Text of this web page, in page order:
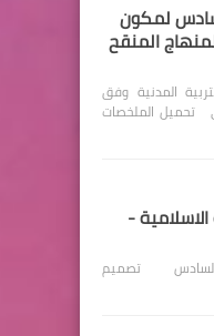
لمكون
المنقح
المدنية وفق
تحميل الملخصات
-
السادس تصميم